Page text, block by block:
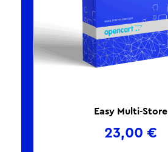
Easy Multi-Store
23,00 €